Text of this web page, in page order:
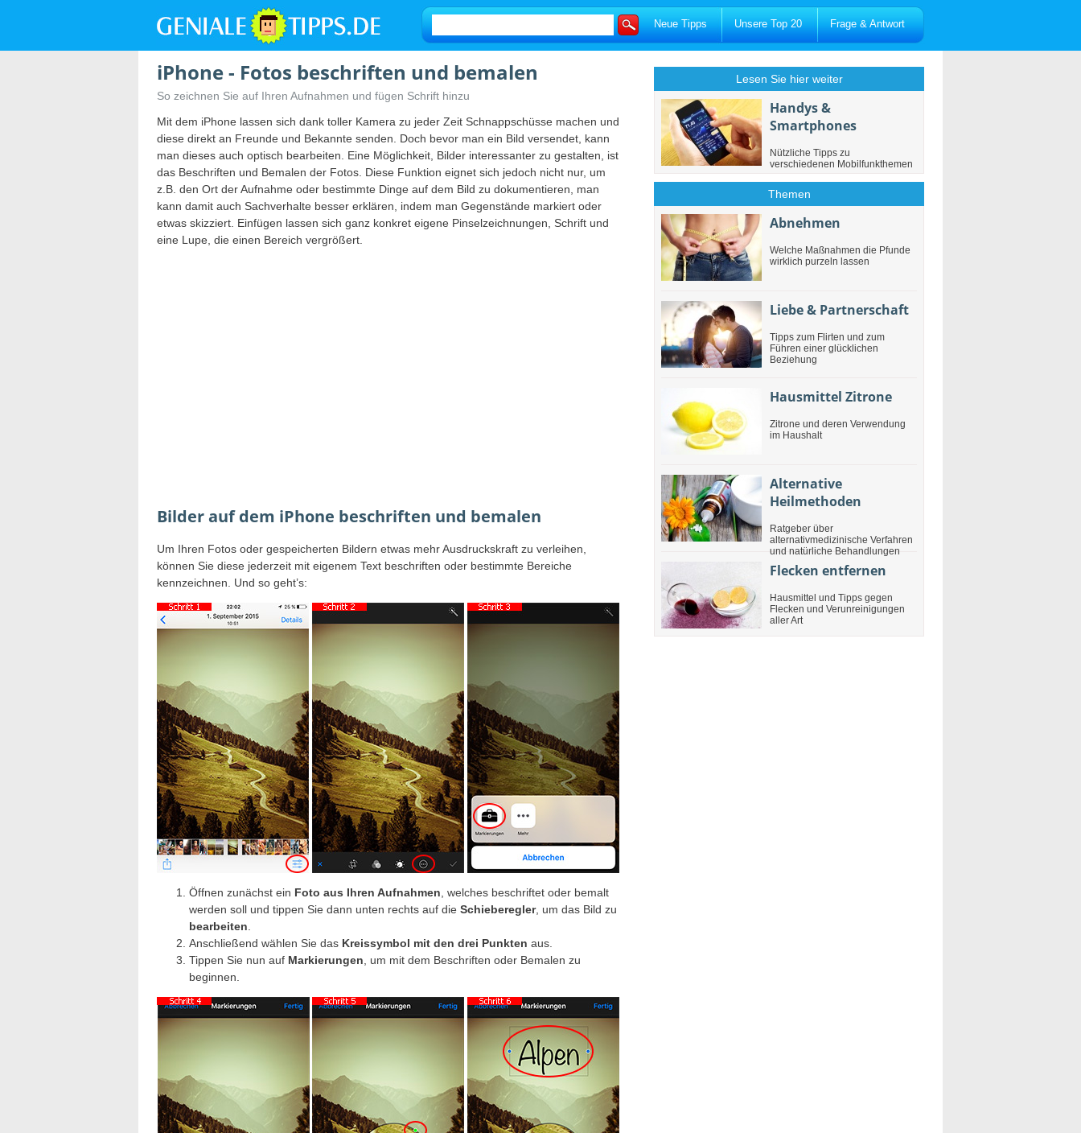
Neue Tipps Unsere Top 20 Frage & Antwort
iPhone - Fotos beschriften und bemalen
So zeichnen Sie auf Ihren Aufnahmen und fügen Schrift hinzu
Mit dem iPhone lassen sich dank toller Kamera zu jeder Zeit Schnappschüsse machen und
diese direkt an Freunde und Bekannte senden. Doch bevor man ein Bild versendet, kann
man dieses auch optisch bearbeiten. Eine Möglichkeit, Bilder interessanter zu gestalten, ist
das Beschriften und Bemalen der Fotos. Diese Funktion eignet sich jedoch nicht nur, um
z.B. den Ort der Aufnahme oder bestimmte Dinge auf dem Bild zu dokumentieren, man
kann damit auch Sachverhalte besser erklären, indem man Gegenstände markiert oder
etwas skizziert. Einfügen lassen sich ganz konkret eigene Pinselzeichnungen, Schrift und
eine Lupe, die einen Bereich vergrößert.
Bilder auf dem iPhone beschriften und bemalen
Um Ihren Fotos oder gespeicherten Bildern etwas mehr Ausdruckskraft zu verleihen,
können Sie diese jederzeit mit eigenem Text beschriften oder bestimmte Bereiche
kennzeichnen. Und so geht’s:
Öffnen zunächst ein Foto aus Ihren Aufnahmen , welches beschriftet oder bemalt
werden soll und tippen Sie dann unten rechts auf die Schieberegler, um das Bild zu
bearbeiten
Anschließend wählen Sie das Kreissymbol mit den drei Punkten aus.
Tippen Sie nun auf Markierungen , um mit dem Beschriften oder Bemalen zu
beginnen.
Lesen Sie hier weiter
Handys &
Smartphones
Nützliche Tipps zu
verschiedenen Mobilfunkthemen
Themen
Abnehmen
Welche Maßnahmen die Pfunde
wirklich purzeln lassen
Liebe & Partnerschaft
Tipps zum Flirten und zum
Führen einer glücklichen
Beziehung
Hausmittel Zitrone
Zitrone und deren Verwendung
im Haushalt
Alternative
Heilmethoden
Ratgeber über
alternativmedizinische Verfahren
und natürliche Behandlungen
Flecken entfernen
Hausmittel und Tipps gegen
Flecken und Verunreinigungen
aller Art